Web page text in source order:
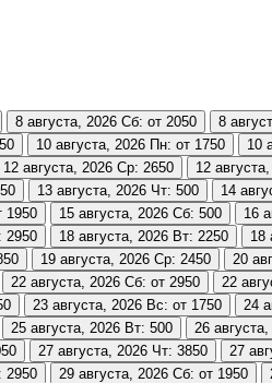
8 августа, 2026 Сб: от 2050 8
10 августа, 2026 Пн: от 1750 10
12 августа, 2026 Ср: 2650 12
13 августа, 2026 Чт: 500 14
1950 15 августа, 2026 Сб: 500 16
2950 18 августа, 2026 Вт: 2250 18
19 августа, 2026 Ср: 2450 20
22 августа, 2026 Сб: от 2950 22
23 августа, 2026 Вс: от 1750 24
25 августа, 2026 Вт: 500 26
27 августа, 2026 Чт: 3850 27
2950 29 августа, 2026 Сб: от 1950